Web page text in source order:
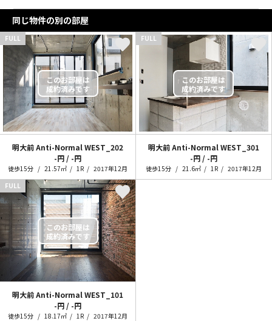
同じ物件の別の部屋
FULL
明大前 Anti-NormalWEST_202
-円 / -円
徒歩15分 21.57㎡ 1R 2017年12月
FULL
明大前 Anti-NormalWEST_301
-円 / -円
徒歩15分 21.6㎡ 1R
2017年12月
FULL
明大前 Anti-NormalWEST_101
-円 / -円
徒歩15分 18.17㎡ 1R 2017年12月